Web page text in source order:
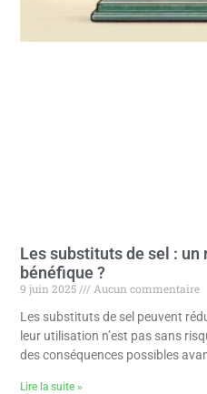
Les substituts de sel :
bénéfique ?
9 juin 2025
Aucun commentaire
Les substituts de sel peuvent
leur utilisation n’est pas sans
des conséquences possibles
Lire la suite »